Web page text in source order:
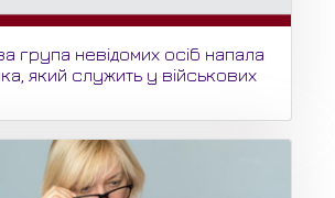
група невідомих осіб напала
який служить у військових